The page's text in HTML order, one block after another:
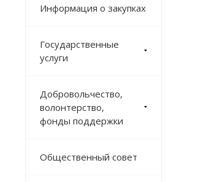
Информация о закупках
Государственные
услуги
Добровольчество,
волонтерство,
фонды поддержки
Общественный совет